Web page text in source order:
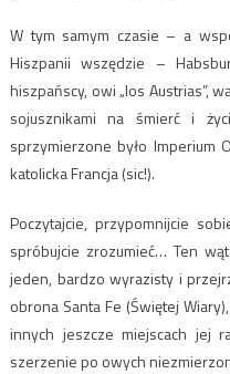
W tym samym czasie – a
Hiszpanii wszędzie –
hiszpańscy, owi „los Austrias”,
sojusznikami na śmierć i
sprzymierzone było
katolicka Francja (sic!).
Poczytajcie, przypomnijcie
spróbujcie zrozumieć… Ten
jeden, bardzo wyrazisty i
obrona Santa Fe (Świętej
innych jeszcze miejscach jej
szerzenie po owych